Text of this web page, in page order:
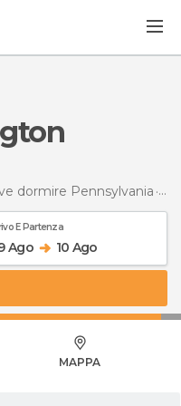
dormire Pennsylvania
E Partenza
Ago 10 Ago
MAPPA